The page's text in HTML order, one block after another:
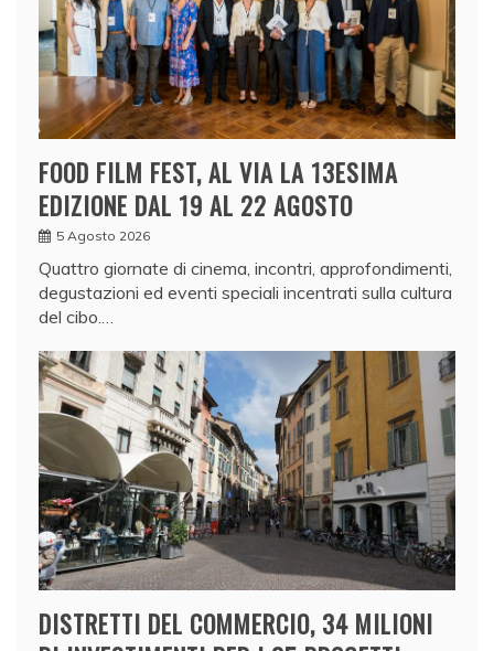
FOOD FILM FEST, AL VIA LA 13ESIMA
EDIZIONE DAL 19 AL 22 AGOSTO
5 Agosto 2026
Quattro giornate di cinema, incontri, approfondimenti,
degustazioni ed eventi speciali incentrati sulla cultura
del cibo.…
DISTRETTI DEL COMMERCIO, 34 MILIONI